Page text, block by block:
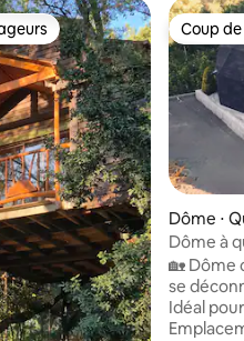
les plus appréciés Coup
Coup
Dôme ⋅
Dôme à
🏡 Dôme
se
Idéal